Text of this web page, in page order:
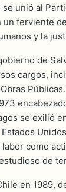
se unió al
ferviente
y la
de
cargos,
se exilió
como
de
en 1989,